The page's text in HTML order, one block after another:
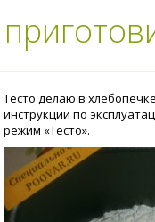
Тесто делаю в
инструкции по
режим «Тесто».